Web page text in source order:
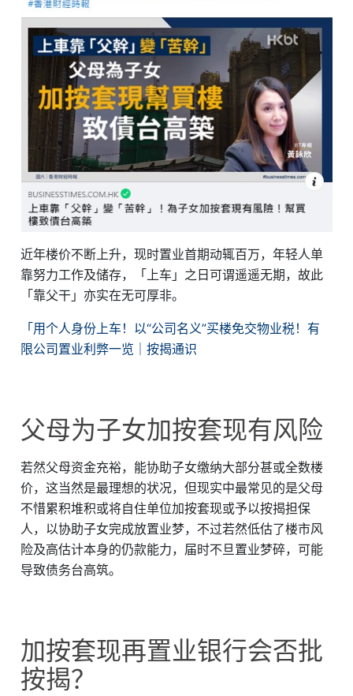
近年楼价不断上升，现时置业首期动辄百万，年轻人单
靠努力工作及储存，「上车」之日可谓遥遥无期，故此
「靠父干」亦实在无可厚非。
「用个人身份上车！以“公司名义”买楼免交物业税！有
限公司置业利弊一览｜按揭通识
父母为子女加按套现有风险
若然父母资金充裕，能协助子女缴纳大部分甚或全数楼
价，这当然是最理想的状况，但现实中最常见的是父母
不惜累积堆积或将自住单位加按套现或予以按揭担保
人，以协助子女完成放置业梦，不过若然低估了楼市风
险及高估计本身的仍款能力，届时不旦置业梦碎，可能
导致债务台高筑。
加按套现再置业银行会否批
按揭？